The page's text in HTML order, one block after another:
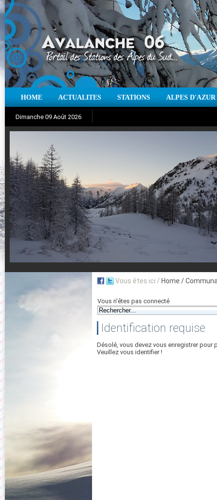
HOME ACTUALITES STATIONS ALPES D'AZUR
Dimanche 09 Août 2026
Aujourd'hui : T° Min :°CT° Max :°C |
Suivez en direct l'actualité des stations
Vous êtes ici / Home /
Vous n'êtes pas connecté
Identification requise
Désolé, vous devez vous enregistrer pour
Veuillez vous identifier !